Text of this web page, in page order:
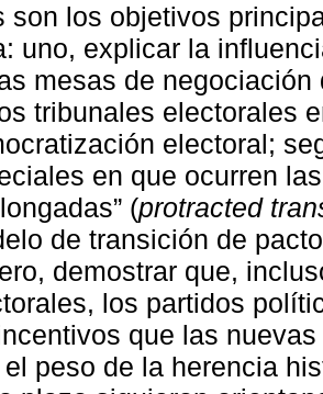
son los objetivos
uno, explicar la
mesas de
tribunales electorales
electoral;
en que ocurren
(protracted
de transición de
demostrar que,
los partidos
que las
el peso de la herencia